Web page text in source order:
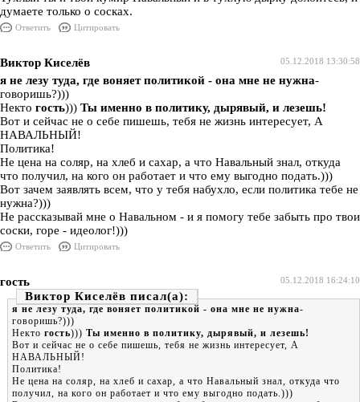
думаете только о сосках.
Ответить Цитировать
05.12.2018 13:30:58
Виктор Киселёв
я не лезу туда, где воняет политикой - она мне не нужна-
говоришь?)))
Некто гость))) Ты именно в политику, дырявый, и лезешь!
Вот и сейчас не о себе пишешь, тебя не жизнь интересует, А
НАВАЛЬНЫЙ!
Политика!
Не цена на соляр, на хлеб и сахар, а что Навальный знал, откуда
что получил, на кого он работает и что ему выгодно подать.)))
Вот зачем заявлять всем, что у тебя набухло, если политика тебе не
нужна?)))
Не рассказывай мне о Навальном - и я помогу тебе забыть про твои
соски, горе - идеолог!)))
Ответить Цитировать
05.12.2018 16:24:10
гость
Виктор Киселёв
я не лезу туда, где воняет политикой - она мне не нужна-
говоришь?)))
Некто гость))) Ты именно в политику, дырявый, и лезешь!
Вот и сейчас не о себе пишешь, тебя не жизнь интересует, А
НАВАЛЬНЫЙ!
Политика!
Не цена на соляр, на хлеб и сахар, а что Навальный знал, откуда что
получил, на кого он работает и что ему выгодно подать.)))